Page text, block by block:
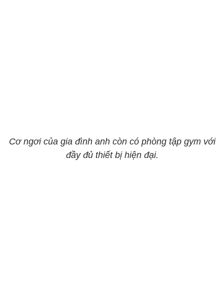
Cơ ngơi của gia đình anh còn có phòng tập gym với
đầy đủ thiết bị hiện đại.